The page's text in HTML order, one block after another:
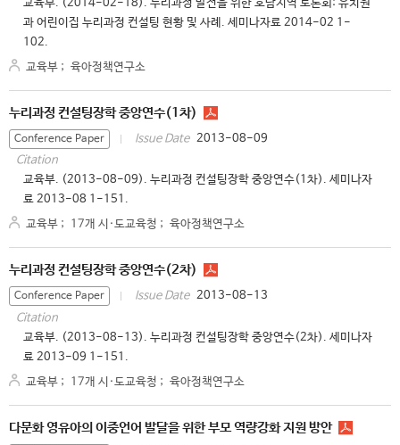
교육부. (2014-02-18). 누리과정 발전을 위한 호남지역 토론회: 유치원
과 어린이집 누리과정 컨설팅 현황 및 사례. 세미나자료 2014-02 1-
102.
교육부 ; 육아정책연구소
누리과정 컨설팅장학 중앙연수(1차)
Conference Paper Issue Date 2013-08-09
Citation
교육부. (2013-08-09). 누리과정 컨설팅장학 중앙연수(1차). 세미나자
료 2013-08 1-151.
교육부 ; 17개 시·도교육청 ; 육아정책연구소
누리과정 컨설팅장학 중앙연수(2차)
Conference Paper Issue Date 2013-08-13
Citation
교육부. (2013-08-13). 누리과정 컨설팅장학 중앙연수(2차). 세미나자
료 2013-09 1-151.
교육부 ; 17개 시·도교육청 ; 육아정책연구소
다문화 영유아의 이중언어 발달을 위한 부모 역량강화 지원 방안